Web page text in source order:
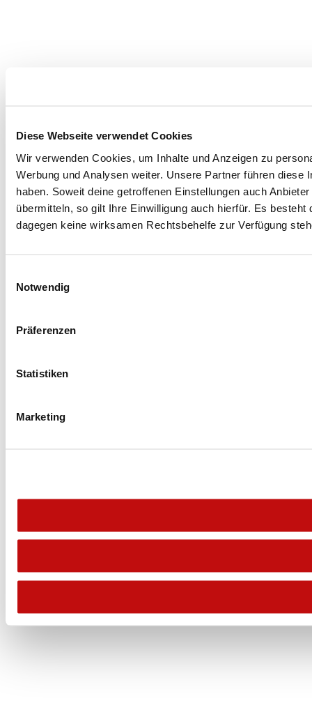
Diese Webseite verwendet Cookies
Wir verwenden Cookies, um Inhalte und Anzeigen zu
Werbung und Analysen weiter. Unsere Partner führen
haben. Soweit deine getroffenen Einstellungen auch
übermitteln, so gilt Ihre Einwilligung auch hierfür. Es
dagegen keine wirksamen Rechtsbehelfe zur Verfügung
Notwendig
Präferenzen
Statistiken
Marketing